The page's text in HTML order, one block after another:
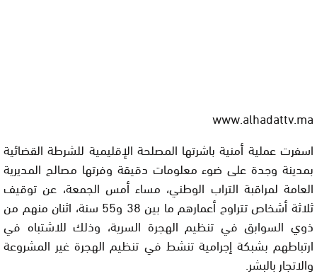
www.alhadattv.ma
اسفرت عملية أمنية باشرتها المصلحة الإقليمية للشرطة القضائية
بمدينة وجدة على ضوء معلومات دقيقة وفرتها مصالح المديرية
العامة لمراقبة التراب الوطني، مساء أمس الجمعة، عن توقيف
ثلاثة أشخاص تتراوح أعمارهم ما بين 38 و55 سنة، اثنان منهم من
ذوي السوابق في تنظيم الهجرة السرية، وذلك للاشتباه في
ارتباطهم بشبكة إجرامية تنشط في تنظيم الهجرة غير المشروعة
والاتجار بالبشر.